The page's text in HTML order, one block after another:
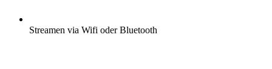
Streamen via Wifi oder Bluetooth